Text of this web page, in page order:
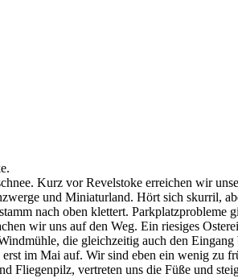
Kurz vor Revelstoke erreichen wir
und Miniaturland. Hört sich skurril,
nach oben klettert. Parkplatzprobleme
wir uns auf den Weg. Ein riesiges
die gleichzeitig auch den
im Mai auf. Wir sind eben ein wenig zu
Fliegenpilz, vertreten uns die Füße und